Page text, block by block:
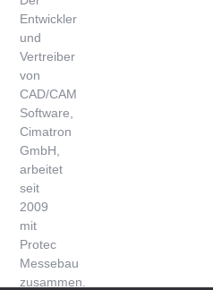
Entwickler
und
Vertreiber
von
CAD/CAM
Software,
Cimatron
GmbH,
arbeitet
seit
2009
mit
Protec
Messebau
zusammen.